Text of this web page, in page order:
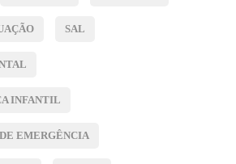
SAL
INFANTIL
EMERGÊNCIA